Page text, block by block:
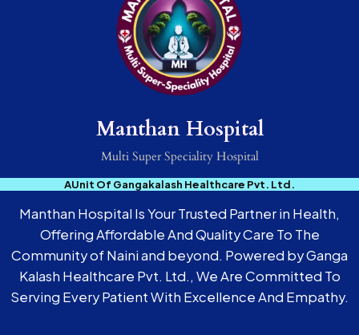
Manthan Hospital
Multi Super Speciality Hospital
AUnit Of Gangakalash Healthcare Pvt. Ltd.
Manthan Hospital Is Your Trusted Partner in Health,
Offering Affordable And Quality Care To The
Community of Naini and beyond. Powered by Ganga
Kalash Healthcare Pvt. Ltd., We Are Committed To
Serving Every Patient With Excellence And Empathy.